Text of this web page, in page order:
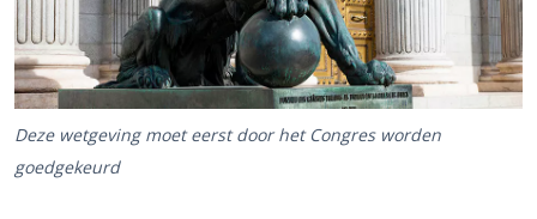
Deze wetgeving moet eerst door het Congres worden
goedgekeurd